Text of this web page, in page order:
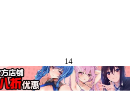
14